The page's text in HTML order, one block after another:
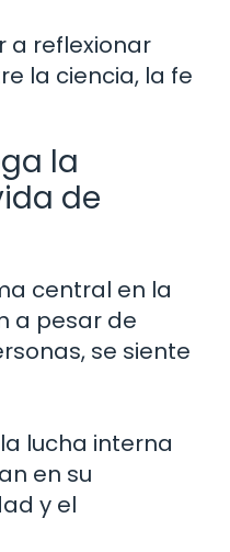
a reflexionar
la ciencia, la fe
la
de
central en la
a pesar de
se siente
lucha interna
en su
y el